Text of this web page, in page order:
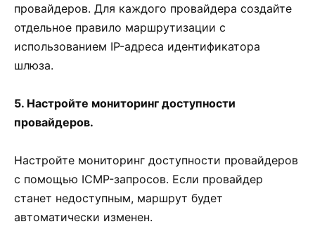
провайдеров. Для каждого провайдера создайте
отдельное правило маршрутизации с
использованием IP-адреса идентификатора
шлюза.
5. Настройте мониторинг доступности
провайдеров.
Настройте мониторинг доступности провайдеров
с помощью ICMP-запросов. Если провайдер
станет недоступным, маршрут будет
автоматически изменен.